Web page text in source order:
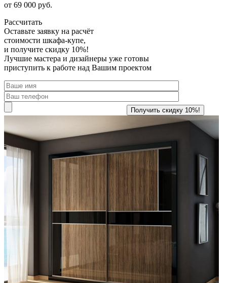
от 69 000 руб.
Рассчитать
Оставьте заявку на расчёт
стоимости шкафа-купе,
и получите скидку 10%!
Лучшие мастера и дизайнеры уже готовы
приступить к работе над Вашим проектом